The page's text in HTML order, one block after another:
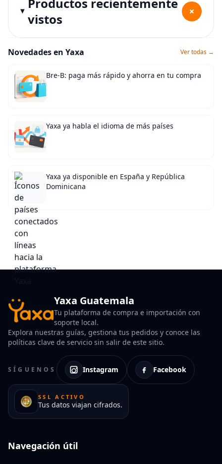
vistos
+
Novedades en Yaxa Ver todas →
Bre-B: paga más rápido y ahorra en tu compra
Yaxa ya habla el idioma de más países
Yaxa ya disponible en España y República
Dominicana
Yaxa Guatemala
Tu plataforma de compra e importación con
soporte local.
Explora nuestras guías, gestiona tus pedidos y conoce las
políticas clave de servicio sin salir de este sitio.
SÍGUENOS Instagram Facebook
SSL ACTIVO
Tus datos viajan cifrados.
Navegación útil